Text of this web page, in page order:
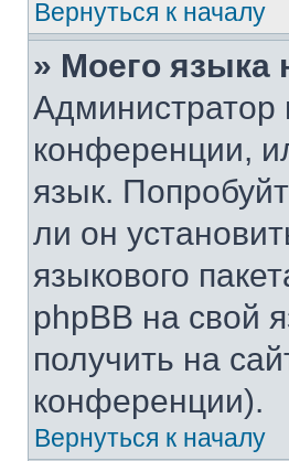
Вернуться к началу
» Моего языка
Администратор
конференции,
язык.
ли он
языкового
phpBB на свой
получить на
конференции).
Вернуться к началу